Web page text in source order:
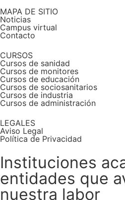
MAPA DE SITIO
Noticias
Campus virtual
Contacto
CURSOS
Cursos de sanidad
Cursos de monitores
Cursos de educación
Cursos de sociosanitarios
Cursos de industria
Cursos de administración
LEGALES
Aviso Legal
Política de Privacidad
Instituciones
entidades que
nuestra labor